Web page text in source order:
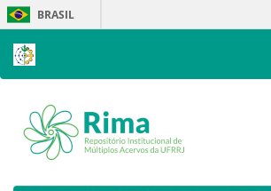
Skip
navigation
BRASIL